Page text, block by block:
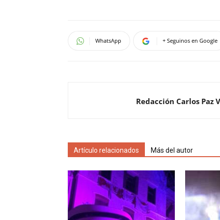
WhatsApp + Seguinos en Google
Redacción Carlos Paz
Artículo relacionados Más del autor